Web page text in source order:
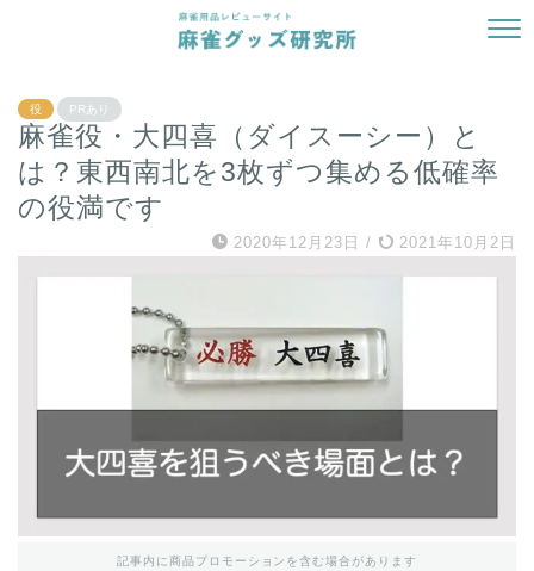
役 PRあり
麻雀役・大四喜（ダイスーシー）と
は？東西南北を3枚ずつ集める低確率
の役満です
2020年12月23日 / 2021年10月2日
記事内に商品プロモーションを含む場合があります